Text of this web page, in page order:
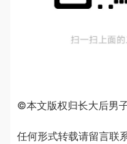
©本文版权归长大后男
任何形式转载请留言联